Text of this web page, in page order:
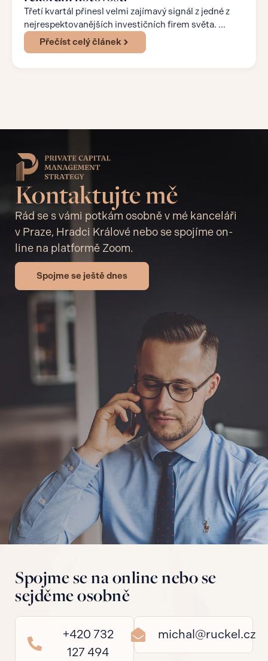
Třetí kvartál přinesl velmi zajímavý signál z jedné z
nejrespektovanějších investičních firem světa. ...
Přečíst celý článek
Kontaktujte mě
Rád se s vámi potkám osobně v mé kanceláři
v Praze, Hradci Králové nebo se spojíme on-
line na platformě Zoom.
Spojme se ještě dnes
Spojme se na online nebo se
sejděme osobně
+420 732
127 494
michal@ruckel.cz